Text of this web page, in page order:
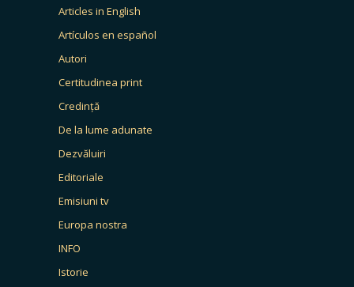
Articles in English
Artículos en español
Autori
Certitudinea print
Credință
De la lume adunate
Dezvăluiri
Editoriale
Emisiuni tv
Europa nostra
INFO
Istorie